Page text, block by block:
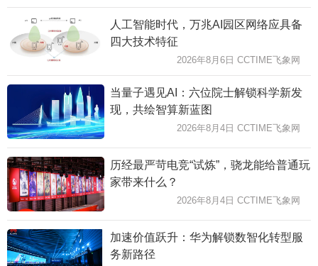
人工智能时代，万兆AI园区网络应具备
四大技术特征
2026年8月6日 CCTIME飞象网
当量子遇见AI：六位院士解锁科学新发
现，共绘智算新蓝图
2026年8月4日 CCTIME飞象网
历经最严苛电竞“试炼”，骁龙能给普通玩
家带来什么？
2026年8月4日 CCTIME飞象网
加速价值跃升：华为解锁数智化转型服
务新路径